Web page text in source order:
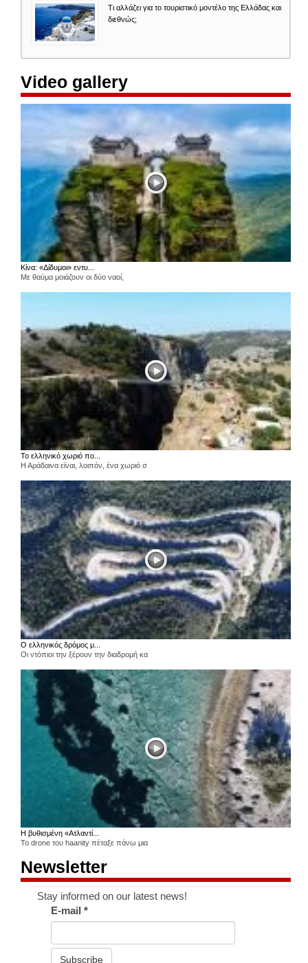
Τι αλλάζει για το τουριστικό μοντέλο της Ελλάδας και
διεθνώς;
Video gallery
Κίνα: «Δίδυμοι» εντυ...
Με θαύμα μοιάζουν οι δύο ναοί,
Το ελληνικό χωριό πο...
Η Αράδαινα είναι, λοιπόν, ένα χωριό σ
Ο ελληνικός δρόμος μ...
Οι ντόπιοι την ξέρουν την διαδρομή κα
Η βυθισμένη «Ατλαντί...
Το drone του haanity πέταξε πάνω μια
Newsletter
Stay informed on our latest news!
E-mail*
Subscribe